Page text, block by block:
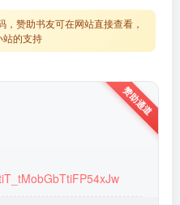
赞助书友可在网站直接查看，
站的支持